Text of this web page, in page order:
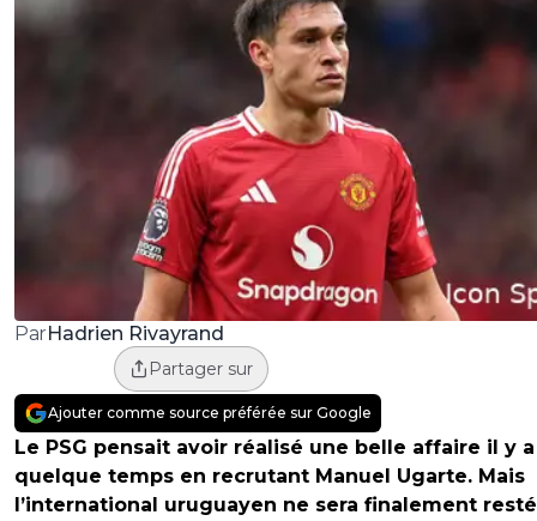
ParHadrien Rivayrand
Partager sur
Ajouter comme source préférée sur Google
Le PSG pensait avoir réalisé une belle affaire il y a
quelque temps en recrutant Manuel Ugarte. Mais
l’international uruguayen ne sera finalement resté